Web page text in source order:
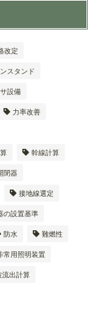
改定
スタンド
設備
力率改善
幹線計算
閉器
接地線選定
の設置基準
防水 難燃性
常用照明装置
流出計算